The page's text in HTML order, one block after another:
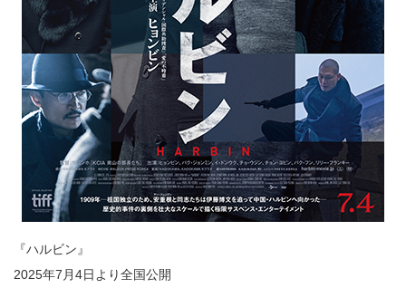
『ハルビン』
2025年7月4日より全国公開